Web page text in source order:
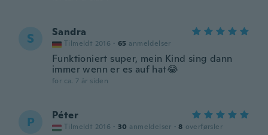
S Sandra
Tilmeldt 2016 · 65 anmeldelser
Funktioniert super, mein Kind sing dann
immer wenn er es auf hat😂
for ca. 7 år siden
P Péter
Tilmeldt 2016 · 30 anmeldelser · 8 overførsler